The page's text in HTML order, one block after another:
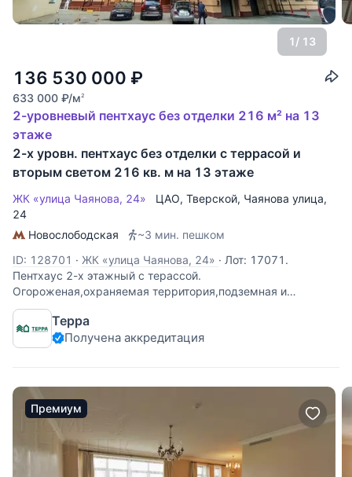
1/ 13
136 530 000 ₽
633 000 ₽/м2
2-уровневый пентхаус без отделки 216 м² на 13
этаже
2-х уровн. пентхаус без отделки с террасой и
вторым светом 216 кв. м на 13 этаже
ЖК «улица Чаянова, 24» ЦАО, Тверской, Чаянова улица,
24
Новослободская
~3 мин. пешком
ID: 128701 · ЖК «улица Чаянова, 24» · Лот: 17071.
Пентхаус 2-х этажный с терассой.
Огороженая,охраняемая территория,подземная и
наземная парковки.Удобная транспортная
доступность,насыщеная инфраструктура.Рядом Миусский
парк.Идеальное расположение в престижной части
Терра
Получена аккредитация
Премиум